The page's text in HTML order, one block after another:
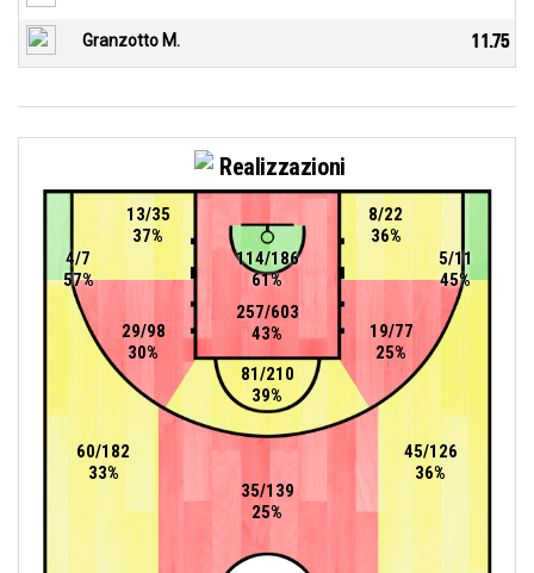
Granzotto M. 11.75
Realizzazioni
81/210
39%
29/98
30%
13/35
37%
19/77
25%
8/22
36%
257/603
43%
114/186
61%
35/139
25%
60/182
33%
4/7
57%
45/126
36%
5/11
45%